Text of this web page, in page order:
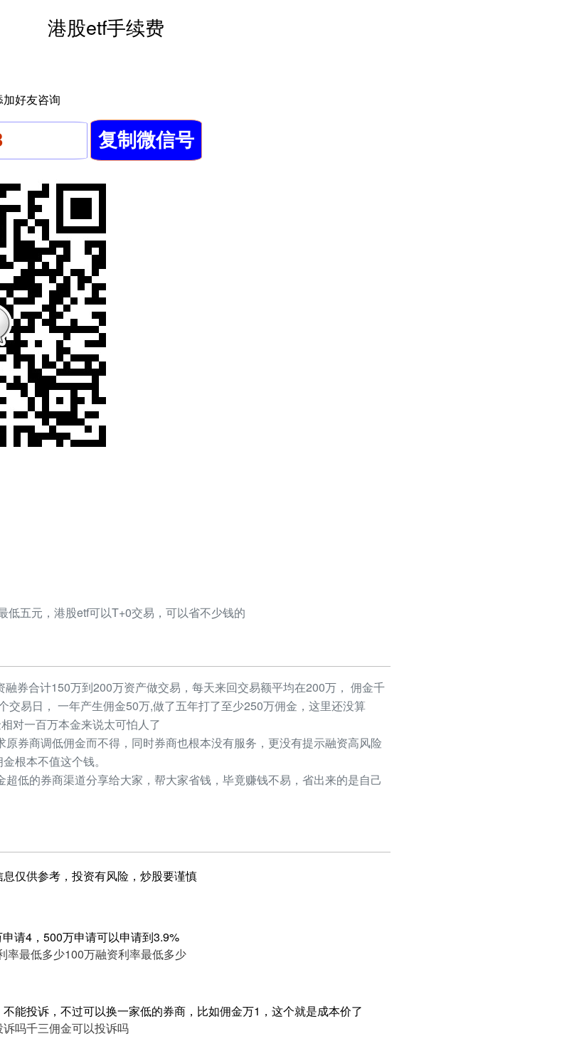
港股etf手续费
好友咨询
低五元，港股etf可以T+0交易，可以省不少钱的
券合计150万到200万资产做交易，每天来回交易额平均在200万， 佣金千
交易日， 一年产生佣金50万,做了五年打了至少250万佣金，这里还没算
对一百万本金来说太可怕人了
券商调低佣金而不得，同时券商也根本没有服务，更没有提示融资高风险
根本不值这个钱。
低的券商渠道分享给大家，帮大家省钱，毕竟赚钱不易，省出来的是自己
仅供参考，投资有风险，炒股要谨慎
请4，500万申请可以申请到3.9%
率最低多少100万融资利率最低多少
能投诉，不过可以换一家低的券商，比如佣金万1，这个就是成本价了
诉吗千三佣金可以投诉吗